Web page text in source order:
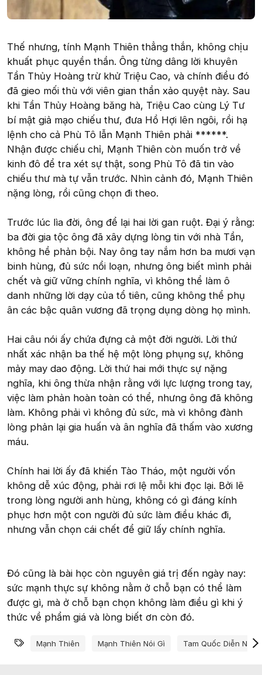
Thế nhưng, tính Mạnh Thiên thẳng thắn, không chịu
khuất phục quyền thần. Ông từng dâng lời khuyên
Tần Thủy Hoàng trừ khử Triệu Cao, và chính điều đó
đã gieo mối thù với viên gian thần xảo quyệt này. Sau
khi Tần Thủy Hoàng băng hà, Triệu Cao cùng Lý Tư
bí mật giả mạo chiếu thư, đưa Hồ Hợi lên ngôi, rồi hạ
lệnh cho cả Phù Tô lẫn Mạnh Thiên phải ******.
Nhận được chiếu chỉ, Mạnh Thiên còn muốn trở về
kinh đô để tra xét sự thật, song Phù Tô đã tin vào
chiếu thư mà tự vẫn trước. Nhìn cảnh đó, Mạnh Thiên
nặng lòng, rồi cũng chọn đi theo.
Trước lúc lìa đời, ông để lại hai lời gan ruột. Đại ý rằng:
ba đời gia tộc ông đã xây dựng lòng tin với nhà Tần,
không hề phản bội. Nay ông tay nắm hơn ba mươi vạn
binh hùng, đủ sức nổi loạn, nhưng ông biết mình phải
chết và giữ vững chính nghĩa, vì không thể làm ô
danh những lời dạy của tổ tiên, cũng không thể phụ
ân các bậc quân vương đã trọng dụng dòng họ mình.
Hai câu nói ấy chứa đựng cả một đời người. Lời thứ
nhất xác nhận ba thế hệ một lòng phụng sự, không
mảy may dao động. Lời thứ hai mới thực sự nặng
nghĩa, khi ông thừa nhận rằng với lực lượng trong tay,
việc làm phản hoàn toàn có thể, nhưng ông đã không
làm. Không phải vì không đủ sức, mà vì không đành
lòng phản lại gia huấn và ân nghĩa đã thấm vào xương
máu.
Chính hai lời ấy đã khiến Tào Tháo, một người vốn
không dễ xúc động, phải rơi lệ mỗi khi đọc lại. Bởi lẽ
trong lòng người anh hùng, không có gì đáng kính
phục hơn một con người đủ sức làm điều khác đi,
nhưng vẫn chọn cái chết để giữ lấy chính nghĩa.
Đó cũng là bài học còn nguyên giá trị đến ngày nay:
sức mạnh thực sự không nằm ở chỗ bạn có thể làm
được gì, mà ở chỗ bạn chọn không làm điều gì khi ý
thức về phẩm giá và lòng biết ơn còn đó.
Từ khóa
Mạnh Thiên Mạnh Thiên Nói Gì Tam Quốc Diễn